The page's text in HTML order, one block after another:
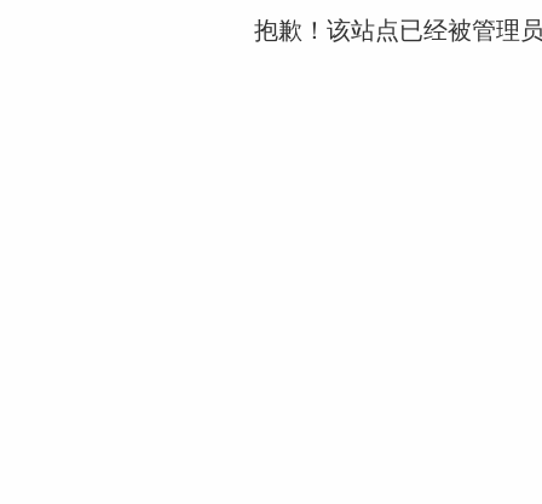
抱歉！该站点已经被管理